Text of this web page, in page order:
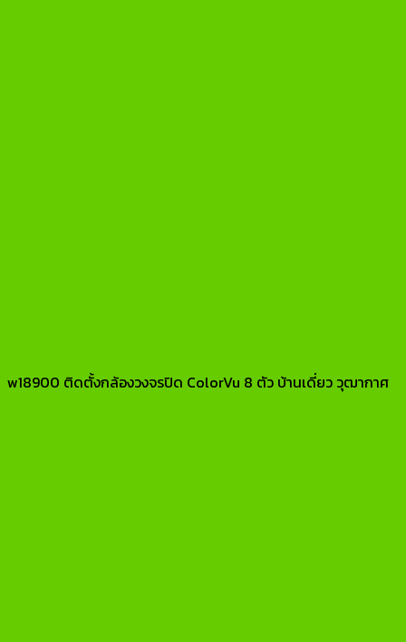
w18900 ติดตั้งกล้องวงจรปิด ColorVu 8 ตัว บ้านเดี่ยว วุฒากาศ